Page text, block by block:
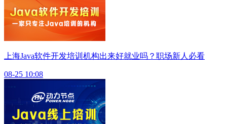
上海Java软件开发培训机构出来好就业吗？职场新人必看
08-25 10:08